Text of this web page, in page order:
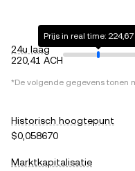
24u laag
220,41 ACH
Prijs in real time: 224,67
*De volgende gegevens tonen
Historisch hoogtepunt
$0,058670
Marktkapitalisatie